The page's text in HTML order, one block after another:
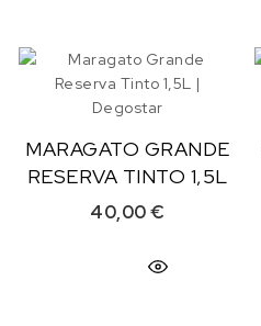
MARAGATO GRANDE
RESERVA TINTO 1,5L
40,00€